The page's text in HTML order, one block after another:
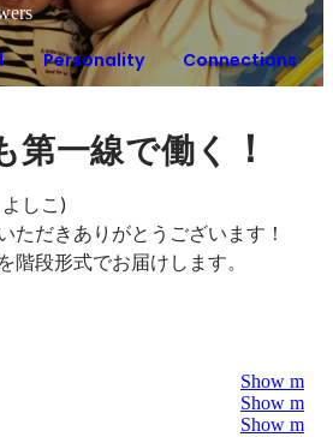
Personality Connections
第一線で働く ！
しこ)
ただきありがとうございます！
階段形式でお届けします。
Show more
Show more
Show more